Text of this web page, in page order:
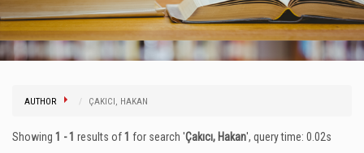
AUTHOR ÇAKICI, HAKAN
Showing 1 - 1 results of1 for search 'Çakıcı, Hakan', query time: 0.02s